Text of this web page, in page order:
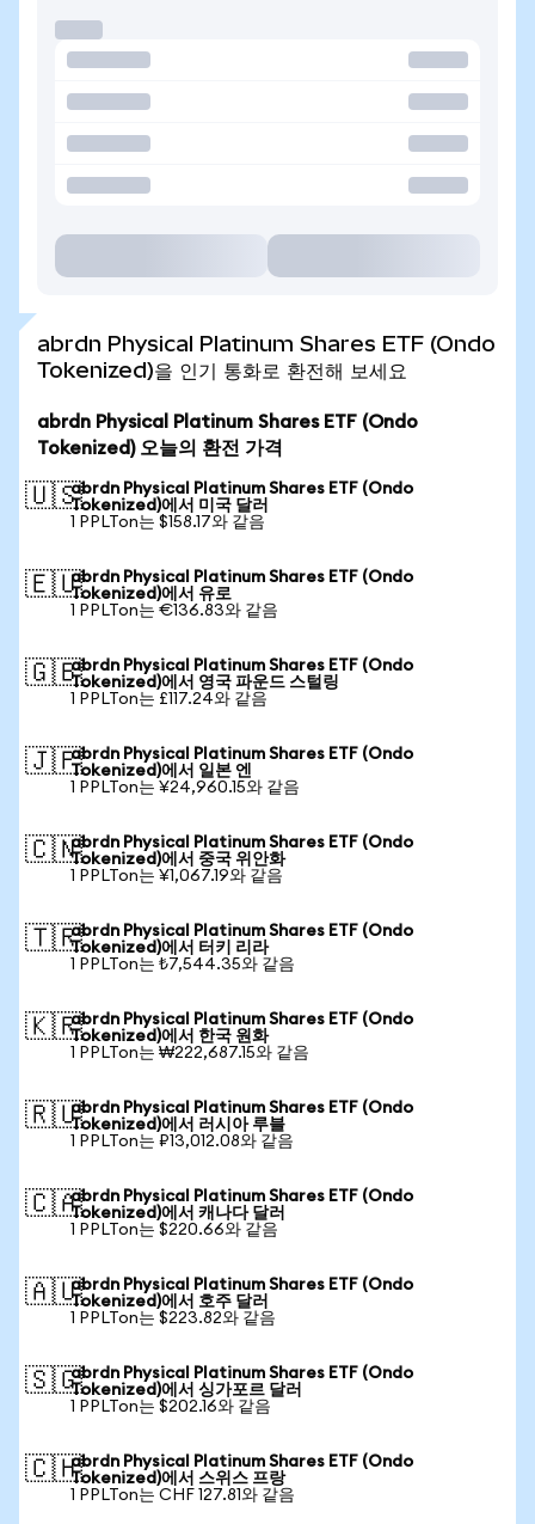
abrdn Physical Platinum Shares ETF (Ondo
Tokenized)을 인기 통화로 환전해 보세요
abrdn Physical Platinum Shares ETF (Ondo
Tokenized) 오늘의 환전 가격
🇺🇸abrdn Physical Platinum Shares ETF (Ondo
Tokenized)에서 미국 달러
1 PPLTon는 $158.17와 같음
🇪🇺abrdn Physical Platinum Shares ETF (Ondo
Tokenized)에서 유로
1 PPLTon는 €136.83와 같음
🇬🇧abrdn Physical Platinum Shares ETF (Ondo
Tokenized)에서 영국 파운드 스털링
1 PPLTon는 £117.24와 같음
🇯🇵abrdn Physical Platinum Shares ETF (Ondo
Tokenized)에서 일본 엔
1 PPLTon는 ¥24,960.15와 같음
🇨🇳abrdn Physical Platinum Shares ETF (Ondo
Tokenized)에서 중국 위안화
1 PPLTon는 ¥1,067.19와 같음
🇹🇷abrdn Physical Platinum Shares ETF (Ondo
Tokenized)에서 터키 리라
1 PPLTon는 ₺7,544.35와 같음
🇰🇷abrdn Physical Platinum Shares ETF (Ondo
Tokenized)에서 한국 원화
1 PPLTon는 ₩222,687.15와 같음
🇷🇺abrdn Physical Platinum Shares ETF (Ondo
Tokenized)에서 러시아 루블
1 PPLTon는 ₽13,012.08와 같음
🇨🇦abrdn Physical Platinum Shares ETF (Ondo
Tokenized)에서 캐나다 달러
1 PPLTon는 $220.66와 같음
🇦🇺abrdn Physical Platinum Shares ETF (Ondo
Tokenized)에서 호주 달러
1 PPLTon는 $223.82와 같음
🇸🇬abrdn Physical Platinum Shares ETF (Ondo
Tokenized)에서 싱가포르 달러
1 PPLTon는 $202.16와 같음
🇨🇭abrdn Physical Platinum Shares ETF (Ondo
Tokenized)에서 스위스 프랑
1 PPLTon는 CHF 127.81와 같음